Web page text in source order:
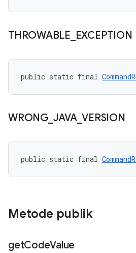
THROWABLE EXCEPTION
public static final
WRONG_ JAVA_VERSION
public static final
Metode publik
getCodeValue